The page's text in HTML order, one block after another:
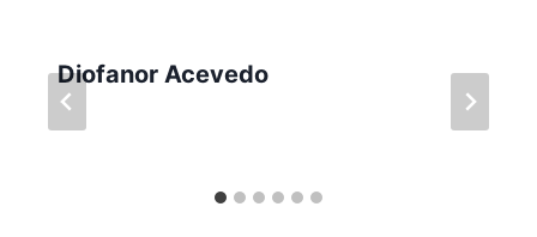
Diofanor Acevedo